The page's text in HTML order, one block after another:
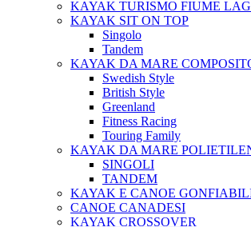
KAYAK TURISMO FIUME
KAYAK SIT ON TOP
Singolo
Tandem
KAYAK DA MARE
Swedish Style
British Style
Greenland
Fitness Racing
Touring Family
KAYAK DA MARE
SINGOLI
TANDEM
KAYAK E CANOE
CANOE CANADESI
KAYAK CROSSOVER